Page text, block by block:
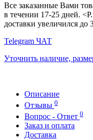
Все заказанные Вами
в течении 17-25 дней.
доставки увеличился до
Telegram ЧАТ
Уточнить наличие,
Описание
Отзывы 0
Вопрос - Ответ 0
Заказ и оплата
Доставка